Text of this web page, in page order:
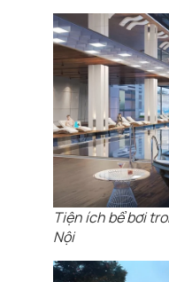
Tiện ích bể bơi
Nội